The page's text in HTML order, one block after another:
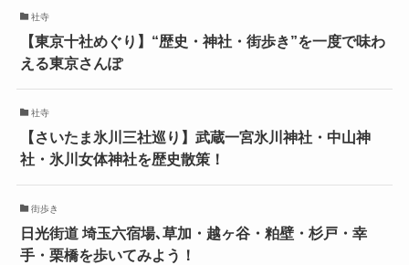
社寺
【東京十社めぐり】“歴史・神社・街歩き”を一度で味わ
える東京さんぽ
社寺
【さいたま氷川三社巡り】武蔵一宮氷川神社・中山神
社・氷川女体神社を歴史散策！
街歩き
日光街道 埼玉六宿場､草加・越ヶ谷・粕壁・杉戸・幸
手・栗橋を歩いてみよう！